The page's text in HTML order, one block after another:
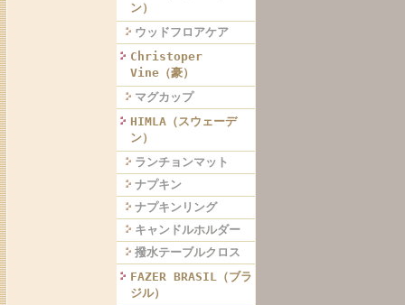
ン）
ウッドフロアケア
Christoper
Vine（豪）
マグカップ
HIMLA（スウェーデ
ン）
ランチョンマット
ナプキン
ナプキンリング
キャンドルホルダー
撥水テーブルクロス
FAZER BRASIL（ブラ
ジル）